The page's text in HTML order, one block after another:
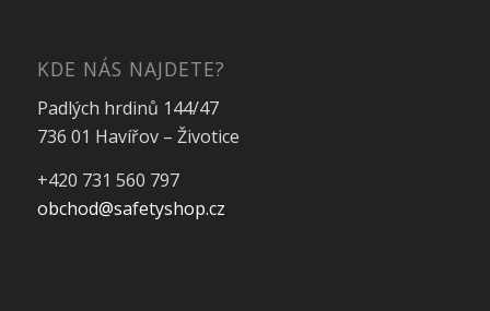
KDE NÁS NAJDETE?
Padlých hrdinů 144/47
736 01 Havířov – Životice
+420 731 560 797
obchod@safetyshop.cz